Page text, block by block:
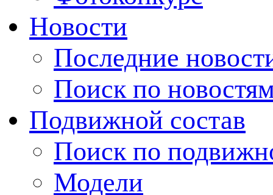
Новости
Последние
Поиск по
Подвижной состав
Поиск по
Модели